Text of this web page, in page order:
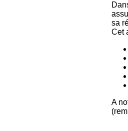
sa
Cet
A